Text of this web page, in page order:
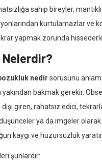
sahip bireyler, mantıklı
kurtulamazlar ve
yapmak zorunda
Nelerdir?
nedir sorusunu
bakmak gerekir.
giren, rahatsız edici,
ya da imgeler olarak
kaygı ve huzursuzluk yaratır.
şunlardır: